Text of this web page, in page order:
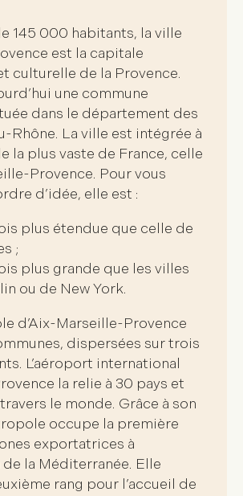
145 000 habitants, la ville
est la capitale
culturelle de la Provence.
une commune
dans le département des
Rhône. La ville est intégrée à
la plus vaste de France, celle
Provence. Pour vous
d’idée, elle est :
plus étendue que celle de
;
plus grande que les villes
ou de New York.
d’Aix-Marseille-Provence
, dispersées sur trois
L’aéroport international
la relie à 30 pays et
le monde. Grâce à son
occupe la première
exportatrices à
la Méditerranée. Elle
rang pour l’accueil de